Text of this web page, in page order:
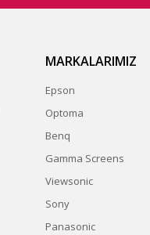
MARKALARIMIZ
Epson
Optoma
Benq
Gamma Screens
Viewsonic
Sony
Panasonic